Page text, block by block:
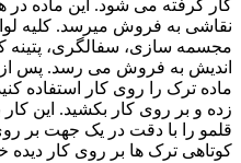
کار گرفته می شود. این ماده
نقاشی به فروش میرسد. کلیه
مجسمه سازی، سفالگری، پتینه
اندیش به فروش می رسد.
ماده ترک را روی کار استفاده
زده و بر روی کار بکشید. این کار
قلمو را با دقت در یک جهت بر
کوتاهی ترک ها بر روی کار دیده